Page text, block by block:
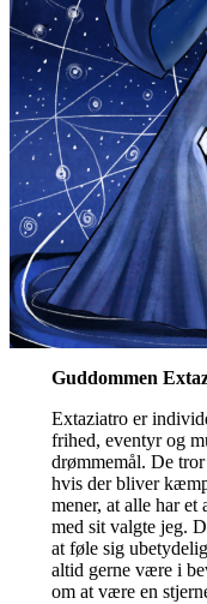
Guddommen
Extaziatro er
frihed, eventyr og
drømmemål. De
hvis der bliver
mener, at alle har
med sit valgte jeg.
at føle sig
altid gerne være i
om at være en